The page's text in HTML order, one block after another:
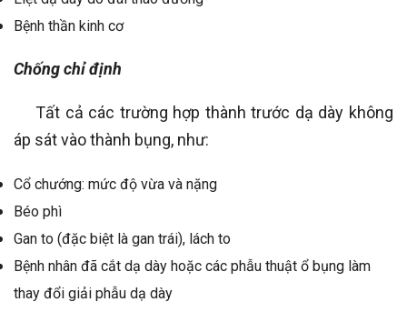
Bệnh thần kinh cơ
Chống chỉ định
Tất cả các trường hợp thành trước dạ dày không
áp sát vào thành bụng, như:
Cổ chướng: mức độ vừa và nặng
Béo phì
Gan to (đặc biệt là gan trái), lách to
Bệnh nhân đã cắt dạ dày hoặc các phẫu thuật ổ bụng làm
thay đổi giải phẫu dạ dày